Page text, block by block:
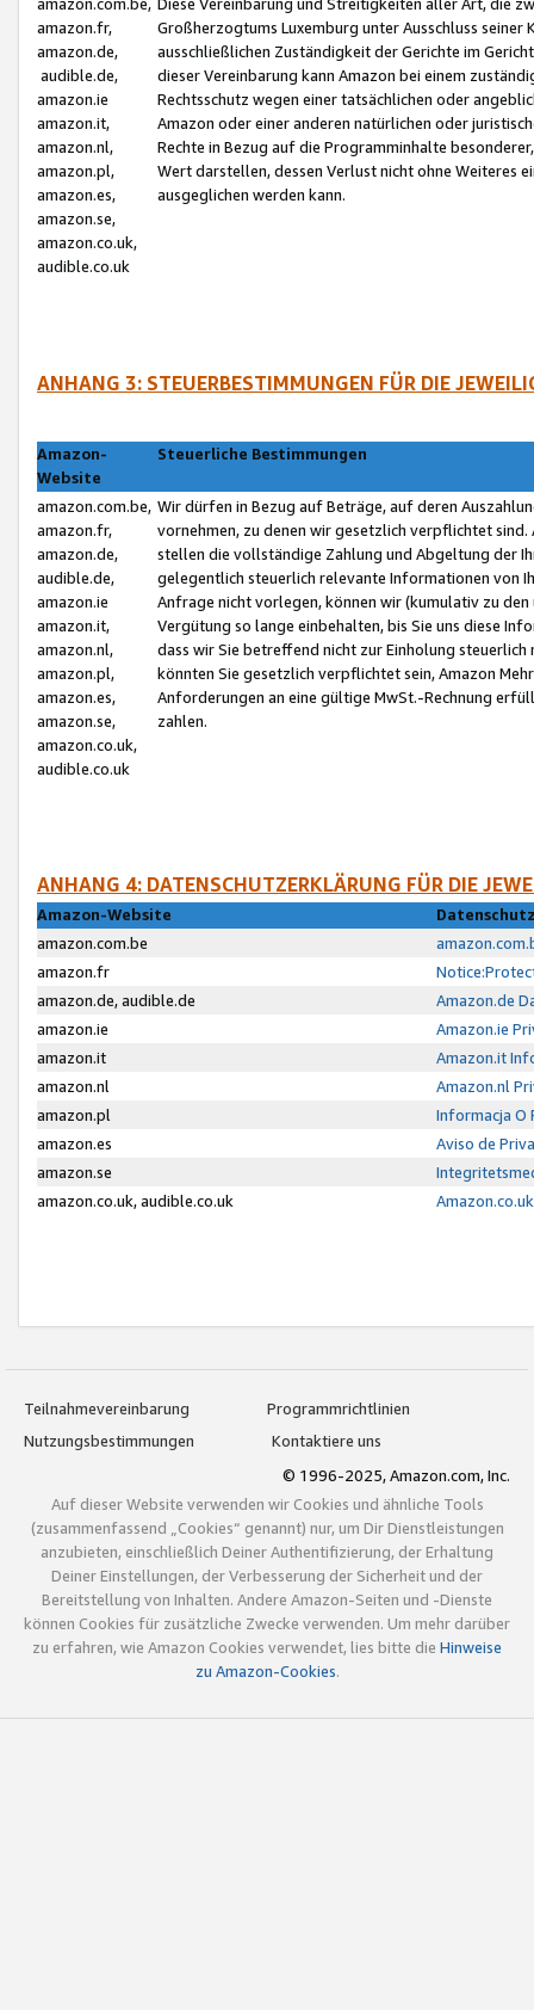
amazon.com.be,
amazon.fr,
amazon.de,
audible.de,
amazon.ie
amazon.it,
amazon.nl,
amazon.pl,
amazon.es,
amazon.se,
amazon.co.uk,
audible.co.uk
Diese Vereinbarung und Streitigkeiten aller Art, die
Großherzogtums Luxemburg unter Ausschluss
ausschließlichen Zuständigkeit der Gerichte im
dieser Vereinbarung kann Amazon bei einem
Rechtsschutz wegen einer tatsächlichen oder
Amazon oder einer anderen natürlichen oder
Rechte in Bezug auf die Programminhalte
Wert darstellen, dessen Verlust nicht ohne Weiteres
ausgeglichen werden kann.
ANHANG 3: STEUERBESTIMMUNGEN FÜR DIE
Amazon-
Website
Steuerliche Bestimmungen
amazon.com.be,
amazon.fr,
amazon.de,
audible.de,
amazon.ie
amazon.it,
amazon.nl,
amazon.pl,
amazon.es,
amazon.se,
amazon.co.uk,
audible.co.uk
Wir dürfen in Bezug auf Beträge, auf deren
vornehmen, zu denen wir gesetzlich verpflichtet
stellen die vollständige Zahlung und Abgeltung der
gelegentlich steuerlich relevante Informationen von
Anfrage nicht vorlegen, können wir (kumulativ zu
Vergütung so lange einbehalten, bis Sie uns diese
dass wir Sie betreffend nicht zur Einholung
könnten Sie gesetzlich verpflichtet sein, Amazon
Anforderungen an eine gültige MwSt.-Rechnung
zahlen.
ANHANG 4: DATENSCHUTZERKLÄRUNG FÜR DIE
Amazon-Website
amazon.com.be
amazon.fr
amazon.de, audible.de
Amazon.de
amazon.ie
Amazon.ie
amazon.it
Amazon.it
amazon.nl
Amazon.nl
amazon.pl
Informacja O
amazon.es
Aviso de
amazon.se
amazon.co.uk, audible.co.uk
Teilnahmevereinbarung
Programmrichtlinien
Nutzungsbestimmungen
Kontaktiere uns
© 1996-2025, Amazon.com, Inc.
Auf dieser Website verwenden wir Cookies und ähnliche Tools
(zusammenfassend „Cookies“ genannt) nur, um Dir Dienstleistungen
anzubieten, einschließlich Deiner Authentifizierung, der Erhaltung
Deiner Einstellungen, der Verbesserung der Sicherheit und der
Bereitstellung von Inhalten. Andere Amazon-Seiten und -Dienste
können Cookies für zusätzliche Zwecke verwenden. Um mehr darüber
zu erfahren, wie Amazon Cookies verwendet, lies bitte die Hinweise
zu Amazon-Cookies.